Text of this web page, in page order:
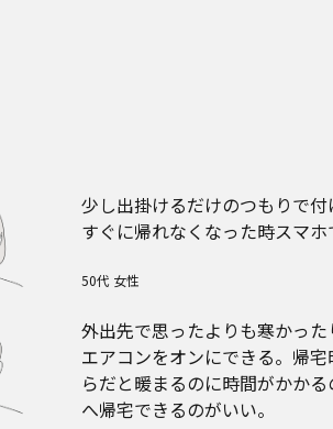
少し出掛けるだけのつもりで
すぐに帰れなくなった時スマホ
50代 女性
外出先で思ったよりも寒かっ
エアコンをオンにできる。帰
らだと暖まるのに時間がかか
へ帰宅できるのがいい。